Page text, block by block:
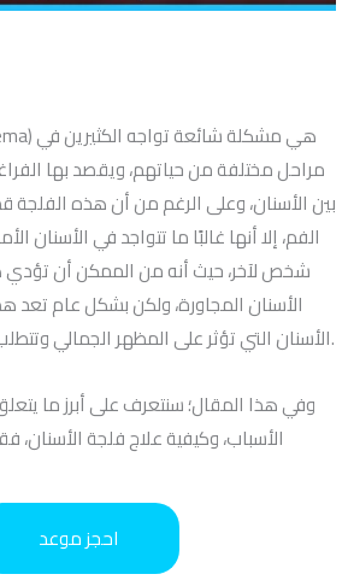
مراحل مختلفة من حياتهم، ويقصد بها
بين الأسنان، وعلى الرغم من أن هذه
الفم، إلا أنها غالبًا ما تتواجد في الأسنان
شخص لآخر، حيث أنه من الممكن أن تؤدي
الأسنان المجاورة، ولكن بشكل عام
الأسنان التي تؤثر على المظهر الجمالي وتتطلب إجراءات علاجية تجميلية.
وفي هذا المقال؛ سنتعرف على أبرز ما
الأسباب، وكيفية علاج فلجة الأسنان،
احجز موعد